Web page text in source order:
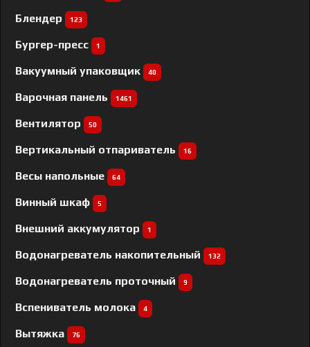
Блендер 123
Бургер-пресс 1
Вакуумный упаковщик 40
Варочная панель 1461
Вентилятор 50
Вертикальный отпариватель 16
Весы напольные 64
Винный шкаф 5
Внешний аккумулятор 1
Водонагреватель накопительный 132
Водонагреватель проточный 9
Вспениватель молока 4
Вытяжка 76